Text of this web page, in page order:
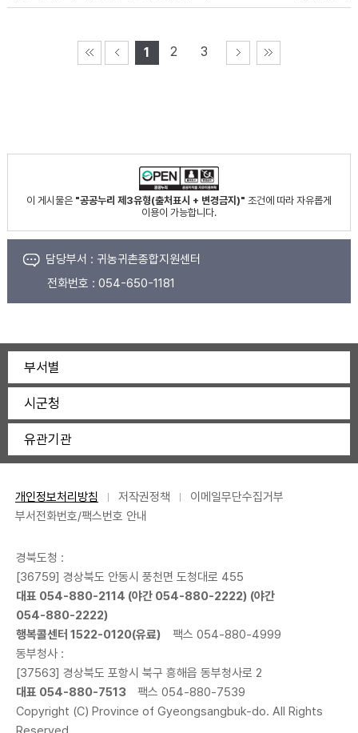
1 2 3
이 게시물은 "공공누리 제3유형(출처표시 + 변경금지)" 조건에 따라 자유롭게
이용이 가능합니다.
담당부서 : 귀농귀촌종합지원센터
전화번호 : 054-650-1181
부서별
시군청
유관기관
개인정보처리방침 저작권정책
이메일무단수집거부
부서전화번호/팩스번호 안내
경북도청 :
[36759] 경상북도 안동시 풍천면 도청대로 455
대표 054-880-2114 (야간 054-880-2222) (야간
054-880-2222)
행복콜센터 1522-0120(유료)
팩스 054-880-4999
동부청사 :
[37563] 경상북도 포항시 북구 흥해읍 동부청사로 2
대표 054-880-7513
팩스 054-880-7539
Copyright (C) Province of Gyeongsangbuk-do. All Rights